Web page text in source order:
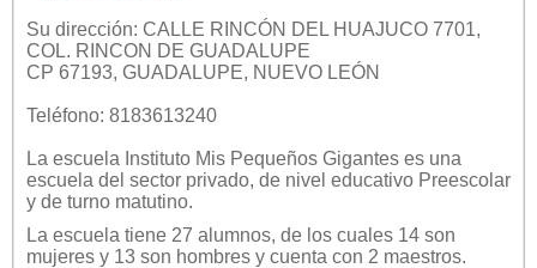
Su dirección: CALLE RINCÓN DEL HUAJUCO 7701,
COL. RINCON DE GUADALUPE
CP 67193, GUADALUPE, NUEVO LEÓN
Teléfono: 8183613240
La escuela Instituto Mis Pequeños Gigantes es una
escuela del sector privado, de nivel educativo Preescolar
y de turno matutino.
La escuela tiene 27 alumnos, de los cuales 14 son
mujeres y 13 son hombres y cuenta con 2 maestros.